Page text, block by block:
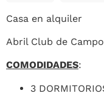
Casa en alquiler
Abril Club de Campo
COMODIDADES:
3